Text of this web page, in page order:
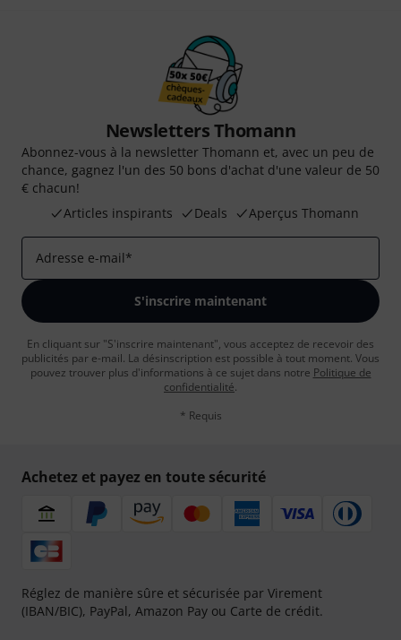
Newsletters Thomann
Abonnez-vous à la newsletter Thomann et, avec un peu de
chance, gagnez l'un des 50 bons d'achat d'une valeur de 50
€ chacun!
Articles inspirants
Deals Aperçus Thomann
Adresse e-mail*
S'inscrire maintenant
En cliquant sur "S'inscrire maintenant", vous acceptez de recevoir des
publicités par e-mail. La désinscription est possible à tout moment. Vous
pouvez trouver plus d'informations à ce sujet dans notre Politique de
confidentialité.
* Requis
Achetez et payez en toute sécurité
Réglez de manière sûre et sécurisée par Virement
(IBAN/BIC), PayPal, Amazon Pay ou Carte de crédit.